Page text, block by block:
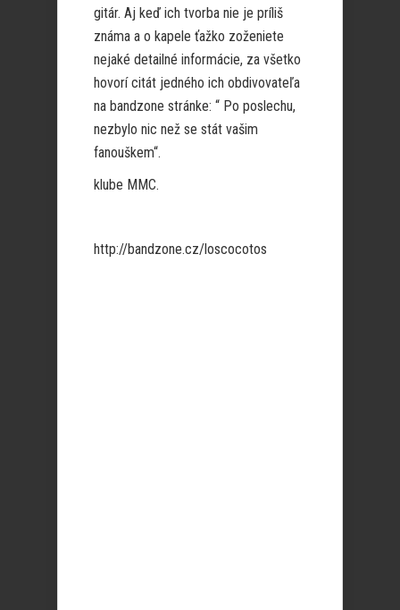
gitár. Aj keď ich tvorba nie je príliš
známa a o kapele ťažko zoženiete
nejaké detailné informácie, za všetko
hovorí citát jedného ich obdivovateľa
na bandzone stránke: “ Po poslechu,
nezbylo nic než se stát vašim
fanouškem“.
klube MMC.
http://bandzone.cz/loscocotos